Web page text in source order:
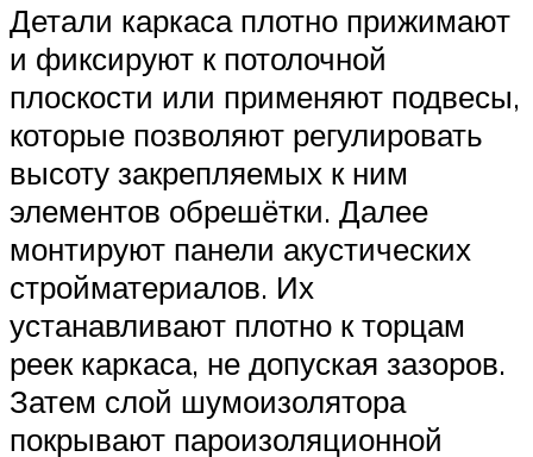
Детали каркаса плотно прижимают
и фиксируют к потолочной
плоскости или применяют подвесы,
которые позволяют регулировать
высоту закрепляемых к ним
элементов обрешётки. Далее
монтируют панели акустических
стройматериалов. Их
устанавливают плотно к торцам
реек каркаса, не допуская зазоров.
Затем слой шумоизолятора
покрывают пароизоляционной